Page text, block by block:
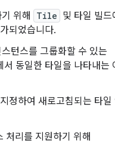
위해 Tile 및 타일 빌
되었습니다.
스턴스를 그룹화할 수 있는
동일한 타일을 나타내는
정하여 새로고침되는 타일
처리를 지원하기 위해